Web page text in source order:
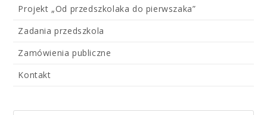
Projekt „Od przedszkolaka do pierwszaka”
Zadania przedszkola
Zamówienia publiczne
Kontakt